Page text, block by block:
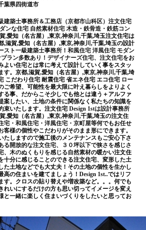
葉県四街道市
建築士事務所＆工務店（京都市山科区）注文住宅
ンな住宅 自然素材住宅 木造・鉄骨造・鉄筋コン
,愛知（名古屋）,東京,神奈川,千葉,埼玉注文住宅は
,滋賀,愛知（名古屋）,東京,神奈川,千葉,埼玉の設計
スト一級建築士事務所 ！和風住宅 洋風住宅 モダン
ラン多数あり！デザイナーズ住宅、注文住宅をお
よい住宅とは常に考えて設計していく事をスタッ
す。京都,滋賀,愛知（名古屋）,東京,神奈川,千葉,埼
こだわり住宅 耐震住宅 省エネ住宅 エコ住宅 ロー
ご希望、可能性を最大限に叶え暮らしをよりよく
る事、だからこそ少しでも他とは違う＋アルファ
案したい、土地の条件に関係なく私たちの知識を
束いたします。注文住宅 Design 1stは設計事務所
,愛知（名古屋）,東京,神奈川,千葉,埼玉の注文住
宅・和風住宅・洋風住宅・京町屋等何でもお任せ
客様の個性やこだわりがそのまま形にできます。
たしますので施工後のメンテナンスもご安心下さ
る開放的な注文住宅、
３０坪以下で狭さを感じさ
、木のぬくもりを感じる自然素材の暖かい注文住
分に感じることのできる注文住宅、変形した土
た土地などでも大丈夫！その土地の個性を生かし
高の住まいを建てましょう！Design 1st..ではリフ
す。クロスの貼り替えや増改築など。。。何でも
れいにするだけの方も思い切ってイメージを変え
と一緒に楽しく住まいづくりをしたいと思ってお